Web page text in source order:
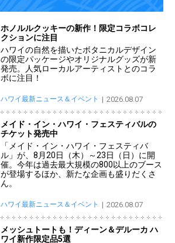
ホノルルクッキーの新作！限定コラボコレ
クションに注目
ハワイの自然を描いたボタニカルデザイン
の限定パッケージやオリジナルグッズが新
発売。人気ローカルアーティストとのコラ
ボに注目！
ハワイ最新ニュース＆イベント 2026.08.07
メイド・イン・ハワイ・フェスティバルの
チケット発売中
「メイド・イン・ハワイ・フェスティバ
ル」が、8月20日（木）～23日（日）に開
催。今年は過去最大規模の800以上のブース
が登場するほか、新たな企画も盛りだくさ
ん。
ハワイ最新ニュース＆イベント 2026.08.07
メッシュトートも！ディーン＆デルーカ ハ
ワイ新作限定品5選